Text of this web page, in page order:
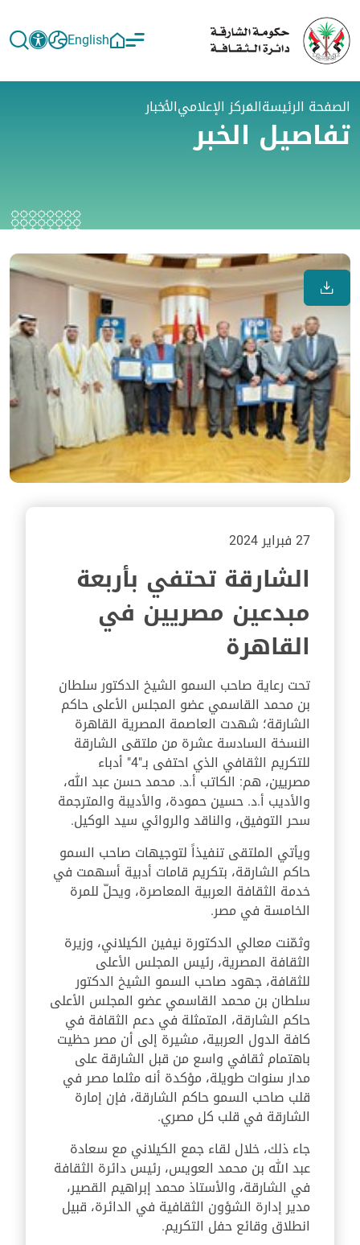
English
الصفحة الرئيسةالمركز الإعلاميالأخبار
تفاصيل الخبر
27 فبراير 2024
الشارقة تحتفي بأربعة
مبدعين مصريين في
القاهرة
تحت رعاية صاحب السمو الشيخ الدكتور سلطان
بن محمد القاسمي عضو المجلس الأعلى حاكم
الشارقة؛ شهدت العاصمة المصرية القاهرة
النسخة السادسة عشرة من ملتقى الشارقة
للتكريم الثقافي الذي احتفى بـ"4" أدباء
مصريين، هم: الكاتب أ.د. محمد حسن عبد الله،
والأديب أ.د. حسين حمودة، والأديبة والمترجمة
سحر التوفيق، والناقد والروائي سيد الوكيل.
ويأتي الملتقى تنفيذاً لتوجيهات صاحب السمو
حاكم الشارقة، بتكريم قامات أدبية أسهمت في
خدمة الثقافة العربية المعاصرة، ويحلّ للمرة
الخامسة في مصر.
وثمّنت معالي الدكتورة نيفين الكيلاني، وزيرة
الثقافة المصرية، رئيس المجلس الأعلى
للثقافة، جهود صاحب السمو الشيخ الدكتور
سلطان بن محمد القاسمي عضو المجلس الأعلى
حاكم الشارقة، المتمثلة في دعم الثقافة في
كافة الدول العربية، مشيرة إلى أن مصر حظيت
باهتمام ثقافي واسع من قبل الشارقة على
مدار سنوات طويلة، مؤكدة أنه مثلما مصر في
قلب صاحب السمو حاكم الشارقة، فإن إمارة
الشارقة في قلب كل مصري.
جاء ذلك، خلال لقاء جمع الكيلاني مع سعادة
عبد الله بن محمد العويس، رئيس دائرة الثقافة
في الشارقة، والأستاذ محمد إبراهيم القصير،
مدير إدارة الشؤون الثقافية في الدائرة، قبيل
انطلاق وقائع حفل التكريم.